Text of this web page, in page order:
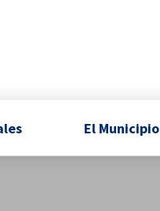
El Municipio